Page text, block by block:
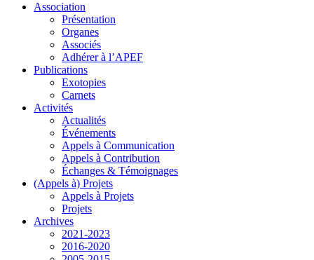
Association
Présentation
Organes
Associés
Adhérer à l’APEF
Publications
Exotopies
Carnets
Activités
Actualités
Événements
Appels à Communication
Appels à Contribution
Échanges & Témoignages
(Appels à) Projets
Appels à Projets
Projets
Archives
2021-2023
2016-2020